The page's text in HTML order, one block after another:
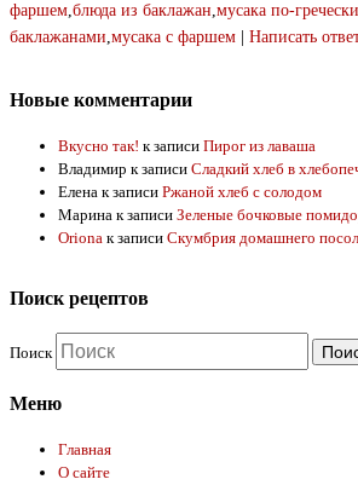
фаршем,блюда из баклажан,мусака по-гречески
баклажанами,мусака с фаршем Написать
Новые комментарии
Вкусно так! к записи Пирог из лаваша
Владимир к записи Сладкий хлеб в
Елена к записи Ржаной хлеб с солодом
Марина к записи Зеленые бочковые
Oriona к записи Скумбрия домашнего
Поиск рецептов
Поиск
Меню
Главная
О сайте